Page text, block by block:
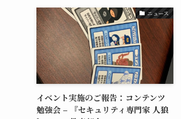
ニュース
イベント実施のご報告：コンテンツ
勉強会 – 『セキュリティ専門家 人狼